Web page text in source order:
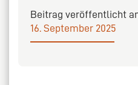
Beitrag veröffentlicht
16. September 2025